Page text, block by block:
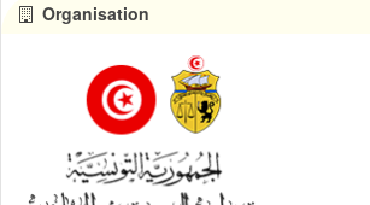
Organisation